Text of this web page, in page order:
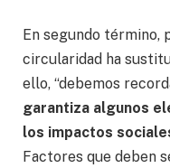
En segundo término,
circularidad ha
ello, “debemos
garantiza algunos
los impactos
Factores que deben